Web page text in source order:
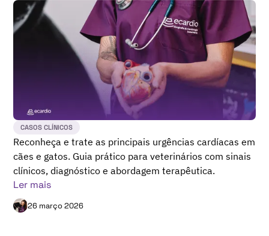
CASOS CLÍNICOS
Reconheça e trate as principais urgências cardíacas em
cães e gatos. Guia prático para veterinários com sinais
clínicos, diagnóstico e abordagem terapêutica.
Ler mais
26 março 2026